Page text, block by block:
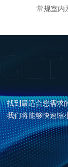
常规室内
找到最适合您需求
我们将能够快速缩